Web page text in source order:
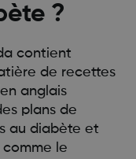
?
contient
de recettes
anglais
plans de
au diabète et
comme le